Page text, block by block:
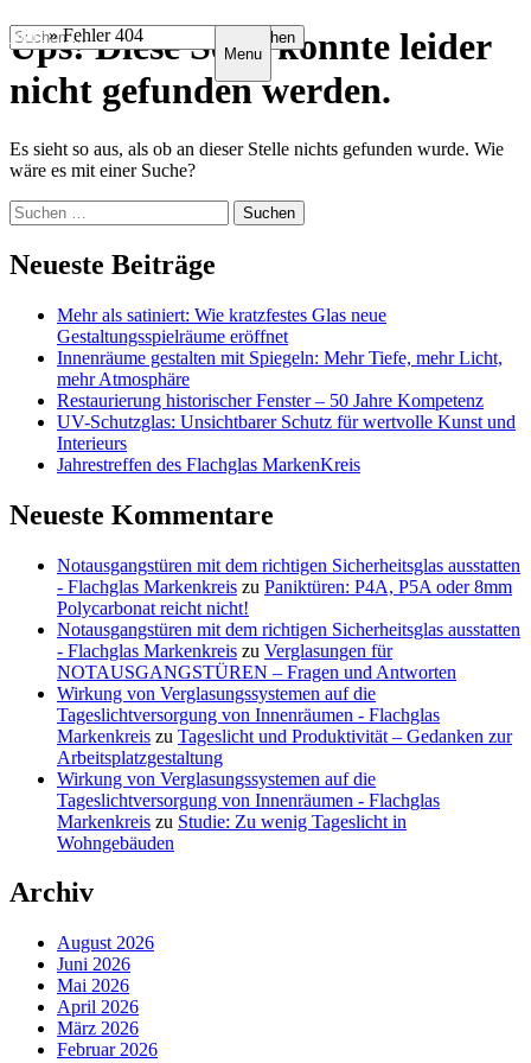
Zum
Inhalt
springen
Suchen
nach:
Menu
Start»Fehler 404
Ups! Diese Seite konnte leider
nicht gefunden werden.
Es sieht so aus, als ob an dieser Stelle nichts gefunden wurde. Wie
wäre es mit einer Suche?
Suchen
nach:
Neueste Beiträge
Mehr als satiniert: Wie kratzfestes Glas neue
Gestaltungsspielräume eröffnet
Innenräume gestalten mit Spiegeln: Mehr Tiefe, mehr Licht,
mehr Atmosphäre
Restaurierung historischer Fenster – 50 Jahre Kompetenz
UV-Schutzglas: Unsichtbarer Schutz für wertvolle Kunst und
Interieurs
Jahrestreffen des Flachglas MarkenKreis
Neueste Kommentare
Notausgangstüren mit dem richtigen Sicherheitsglas ausstatten
- Flachglas Markenkreis zu Paniktüren: P4A, P5A oder 8mm
Polycarbonat reicht nicht!
Notausgangstüren mit dem richtigen Sicherheitsglas ausstatten
- Flachglas Markenkreis zu Verglasungen für
NOTAUSGANGSTÜREN – Fragen und Antworten
Wirkung von Verglasungssystemen auf die
Tageslichtversorgung von Innenräumen - Flachglas
Markenkreis zu Tageslicht und Produktivität – Gedanken zur
Arbeitsplatzgestaltung
Wirkung von Verglasungssystemen auf die
Tageslichtversorgung von Innenräumen - Flachglas
Markenkreis zu Studie: Zu wenig Tageslicht in
Wohngebäuden
Archiv
August 2026
Juni 2026
Mai 2026
April 2026
März 2026
Februar 2026